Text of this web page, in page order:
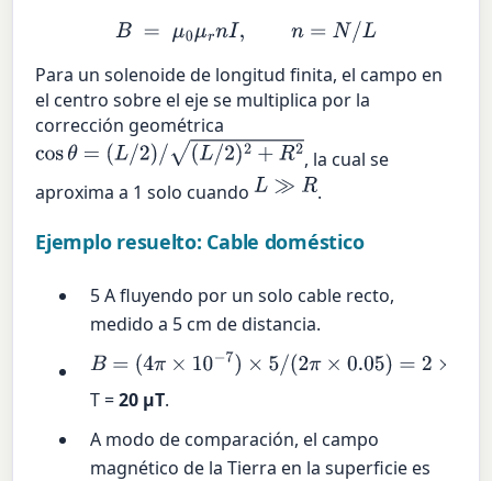
B=μ0μrn N/L
Para un solenoide de longitud finita, el campo en
el centro sobre el eje se multiplica por la
corrección geométrica
cosθ=(L 2)/(L/2)2+R2
, la cual se
aproxima a 1 solo cuandoL≫R .
Ejemplo resuelto: Cable doméstico
5 A fluyendo por un solo cable recto,
medido a 5 cm de distancia.
B= (4π×10 −7 )×5/(2 π ×0.05)=2× 10 −5
T =20 µT.
A modo de comparación, el campo
magnético de la Tierra en la superficie es